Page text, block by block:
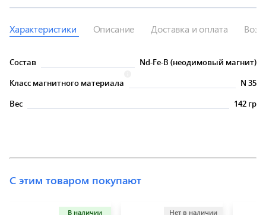
Характеристики Описание Доставка и оплата
Состав
Nd-Fe-B (неодимовый магнит)
Класс магнитного материала
N 35
Вес
142 гр
С этим товаром покупают
В наличии Нет в наличии